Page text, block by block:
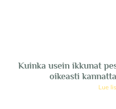
Kuinka usein ikkunat
oikeasti
Lue